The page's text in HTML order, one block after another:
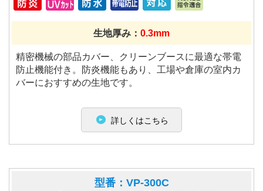
生地厚み： 0.3mm
精密機械の部品カバー、クリーンブースに最適な帯電
防止機能付き。防炎機能もあり、工場や倉庫の室内カ
バーにおすすめの生地です。
詳しくはこちら
型番：VP-300C